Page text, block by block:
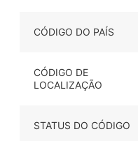
CÓDIGO DO PAÍS
CÓDIGO DE
LOCALIZAÇÃO
STATUS DO CÓDIGO